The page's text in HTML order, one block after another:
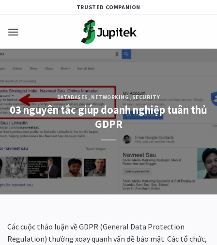
content
TRUSTED COMPANION
DATABASES , NETWORKING, SECURITY
03 nguyên tắc giúp doanh nghiệp tuân thủ
GDPR
Các cuộc thảo luận về GDPR (General Data Protection
Regulation) thường xoay quanh vấn đề bảo mật. Các tổ chức,